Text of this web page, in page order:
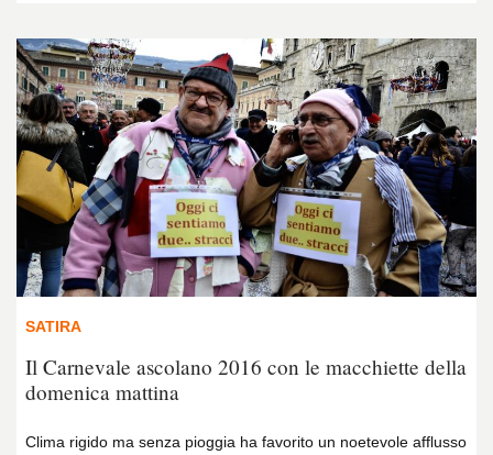
SATIRA
Il Carnevale ascolano 2016 con le macchiette della
domenica mattina
Clima rigido ma senza pioggia ha favorito un noetevole afflusso